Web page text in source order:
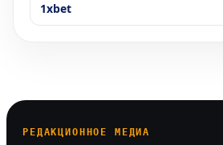
1xbet
РЕДАКЦИОННОЕ МЕДИА